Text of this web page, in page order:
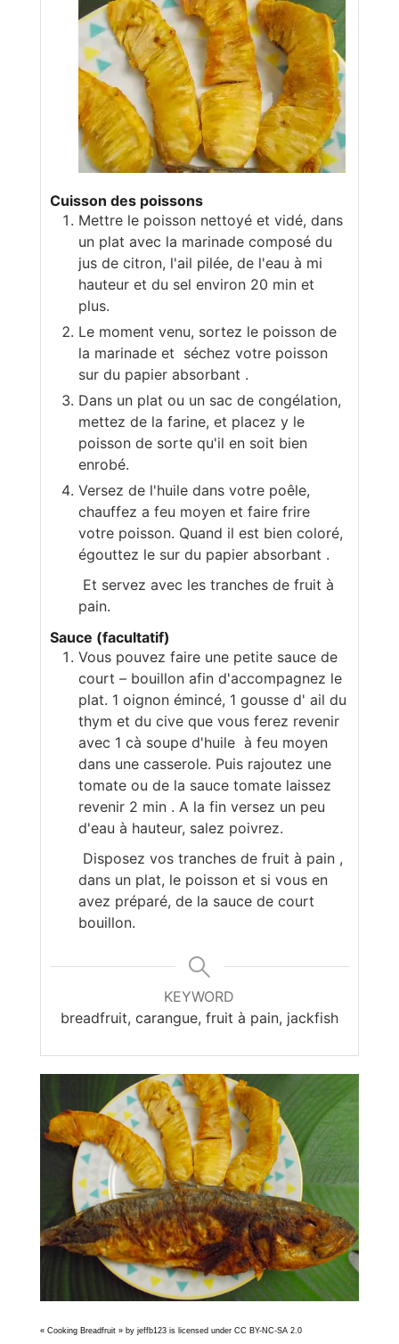
Cuisson des poissons
Mettre le poisson nettoyé et vidé, dans
un plat avec la marinade composé du
jus de citron, l'ail pilée, de l'eau à mi
hauteur et du sel environ 20 min et
plus.
Le moment venu, sortez le poisson de
la marinade et séchez votre poisson
sur du papier absorbant .
Dans un plat ou un sac de congélation,
mettez de la farine, et placez y le
poisson de sorte qu'il en soit bien
enrobé.
Versez de l'huile dans votre poêle,
chauffez a feu moyen et faire frire
votre poisson. Quand il est bien coloré,
égouttez le sur du papier absorbant .
Et servez avec les tranches de fruit à
pain.
Sauce (facultatif)
Vous pouvez faire une petite sauce de
court – bouillon afin d'accompagnez le
plat. 1 oignon émincé, 1 gousse d' ail du
thym et du cive que vous ferez revenir
avec 1 cà soupe d'huile à feu moyen
dans une casserole. Puis rajoutez une
tomate ou de la sauce tomate laissez
revenir 2 min . A la fin versez un peu
d'eau à hauteur, salez poivrez.
Disposez vos tranches de fruit à pain ,
dans un plat, le poisson et si vous en
avez préparé, de la sauce de court
bouillon.
KEYWORD
breadfruit, carangue, fruit à pain, jackfish
« Cooking Breadfruit » by jeffb123 is licensed under CC BY-NC-SA 2.0